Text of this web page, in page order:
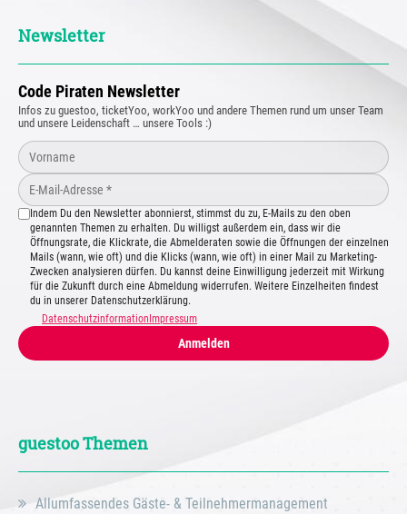
Newsletter
Code Piraten Newsletter
Infos zu guestoo, ticketYoo, workYoo und andere Themen rund um unser Team
und unsere Leidenschaft … unsere Tools :)
Indem Du den Newsletter abonnierst, stimmst du zu, E-Mails zu den oben
genannten Themen zu erhalten. Du willigst außerdem ein, dass wir die
Öffnungsrate, die Klickrate, die Abmelderaten sowie die Öffnungen der einzelnen
Mails (wann, wie oft) und die Klicks (wann, wie oft) in einer Mail zu Marketing-
Zwecken analysieren dürfen. Du kannst deine Einwilligung jederzeit mit Wirkung
für die Zukunft durch eine Abmeldung widerrufen. Weitere Einzelheiten findest
du in unserer Datenschutzerklärung.
Datenschutzinformation Impressum
Anmelden
guestoo Themen
Allumfassendes Gäste- & Teilnehmermanagement